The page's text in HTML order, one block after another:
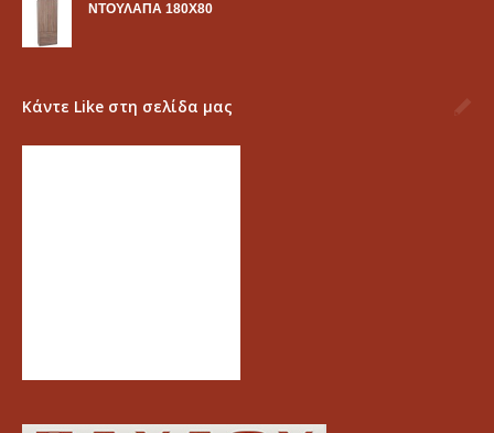
ΝΤΟΥΛΑΠΑ 180Χ80
Κάντε Like στη σελίδα μας